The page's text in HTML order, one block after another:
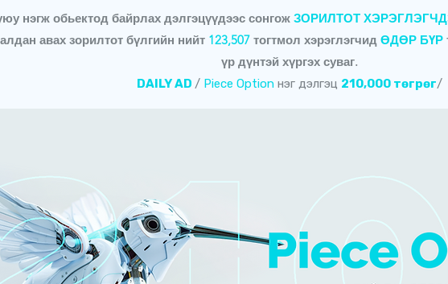
нэгж обьектод байрлах дэлгэцүүдээс сонгож ЗОРИЛТОТ
авах зорилтот бүлгийн нийт 123,507 тогтмол хэрэглэгчид ӨДӨР БҮР
үр дүнтэй хүргэх суваг.
DAILY AD / Piece Option нэг дэлгэц 210,000 төгрөг/